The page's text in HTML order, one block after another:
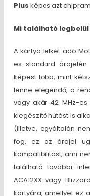
Plus képes azt
Mi található legbelül
A kártya lelkét adó
es standard
képest több, mint
lenne elegendő, a
vagy akár 42 MHz-
kiegészítő hűtést is
(illetve, egyáltalán
fog, ez az órajel
kompatibilitást, ami
található további
ACA12XX vagy
kártyára, amellyel ez